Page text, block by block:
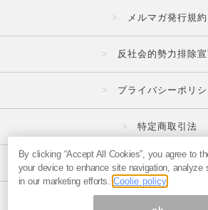
メルマガ発行規約
反社会的勢力排除
プライバシーポリシ
特定商取引法
広告掲載はこちら
メルマガの不正・違反報告
By clicking “Accept All Cookies”, you agree to
your device to enhance site navigation, analyze
in our marketing efforts. Coolie policy